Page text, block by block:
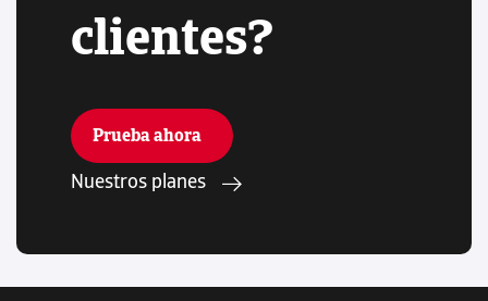
clientes?
Prueba ahora
Nuestros planes